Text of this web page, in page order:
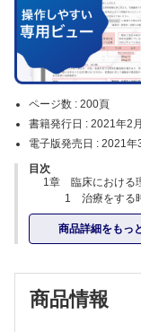
ページ数 : 200頁
書籍発行日 : 2021年2月
電子版発売日 : 2021年
目次
1章 臨床における
1 治療をする時
2 運動器疾患の問
3 どのように問
4 どのように治
7 具体的な治療
2章 問診
商品詳細をもっ
商品情報